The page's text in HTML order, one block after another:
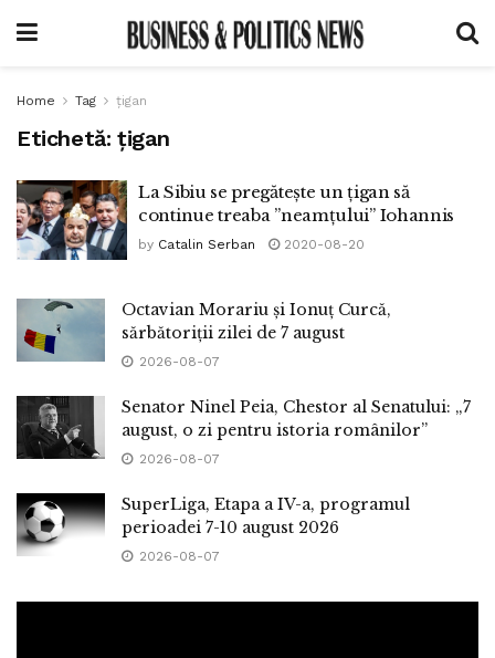
Home Tag țigan
Etichetă: țigan
La Sibiu se pregătește un țigan să
continue treaba ”neamțului” Iohannis
by Catalin Serban 2020-08-20
Octavian Morariu și Ionuț Curcă,
sărbătoriții zilei de 7 august
2026-08-07
Senator Ninel Peia, Chestor al Senatului: „7
august, o zi pentru istoria românilor”
2026-08-07
SuperLiga, Etapa a IV-a, programul
perioadei 7-10 august 2026
2026-08-07